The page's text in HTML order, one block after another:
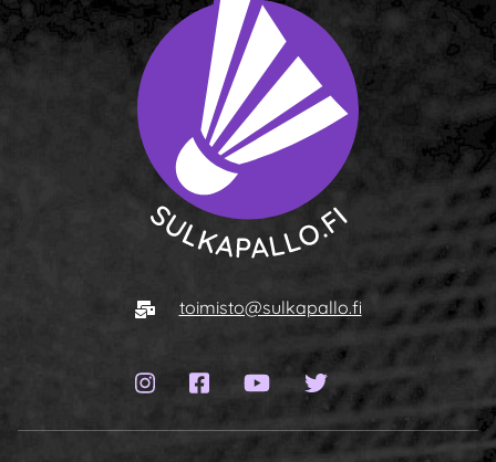
E-mailtoimisto@sulkapallo.fi
Instagram page
Facebook page
YouTube channel
Twitter page